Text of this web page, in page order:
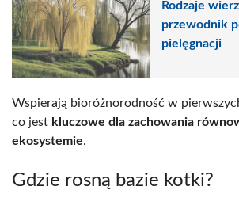
Rodzaje
przewodnik
pielęgnacji
Wspierają bioróżnorodność w
co jest kluczowe dla zachowania
ekosystemie.
Gdzie rosną bazie kotki?